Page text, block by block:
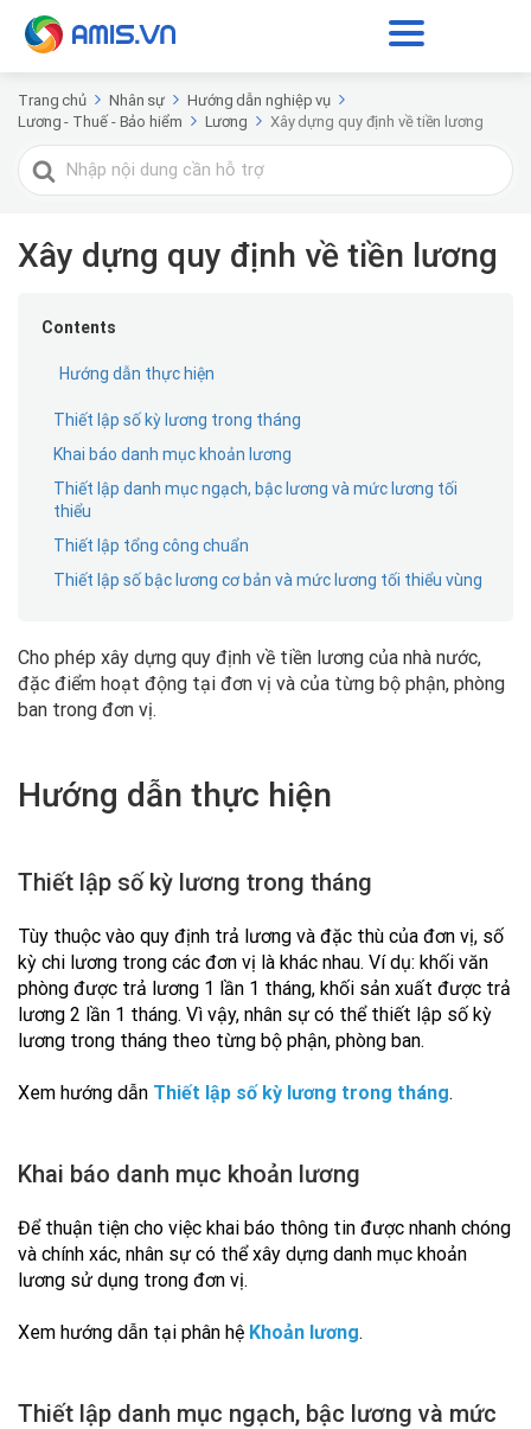
Trang chủ Nhân sự
Hướng dẫn nghiệp vụ
Lương - Thuế - Bảo hiểm
Lương Xây dựng quy định về tiền lương
Tìm
kiếm
Xây dựng quy định về tiền lương
Contents
Hướng dẫn thực hiện
Thiết lập số kỳ lương trong tháng
Khai báo danh mục khoản lương
Thiết lập danh mục ngạch, bậc lương và mức lương tối
thiểu
Thiết lập tổng công chuẩn
Thiết lập số bậc lương cơ bản và mức lương tối thiểu vùng
Cho phép xây dựng quy định về tiền lương của nhà nước,
đặc điểm hoạt động tại đơn vị và của từng bộ phận, phòng
ban trong đơn vị.
Hướng dẫn thực hiện
Thiết lập số kỳ lương trong tháng
Tùy thuộc vào quy định trả lương và đặc thù của đơn vị, số
kỳ chi lương trong các đơn vị là khác nhau. Ví dụ: khối văn
phòng được trả lương 1 lần 1 tháng, khối sản xuất được trả
lương 2 lần 1 tháng. Vì vậy, nhân sự có thể thiết lập số kỳ
lương trong tháng theo từng bộ phận, phòng ban.
Xem hướng dẫn Thiết lập số kỳ lương trong tháng.
Khai báo danh mục khoản lương
Để thuận tiện cho việc khai báo thông tin được nhanh chóng
và chính xác, nhân sự có thể xây dựng danh mục khoản
lương sử dụng trong đơn vị.
Xem hướng dẫn tại phân hệ Khoản lương.
Thiết lập danh mục ngạch, bậc lương và mức